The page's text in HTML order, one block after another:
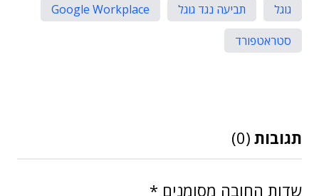
גוגל תביעה נגד גוגל
Google Workplace
סטראטפורד
תגובות (0)
שדות החובה מסומנים *